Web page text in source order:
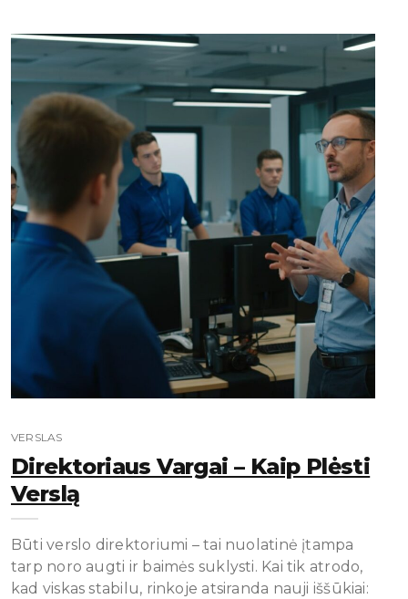
VERSLAS
Direktoriaus Vargai – Kaip Plėsti
Verslą
Būti verslo direktoriumi – tai nuolatinė įtampa
tarp noro augti ir baimės suklysti. Kai tik atrodo,
kad viskas stabilu, rinkoje atsiranda nauji iššūkiai: